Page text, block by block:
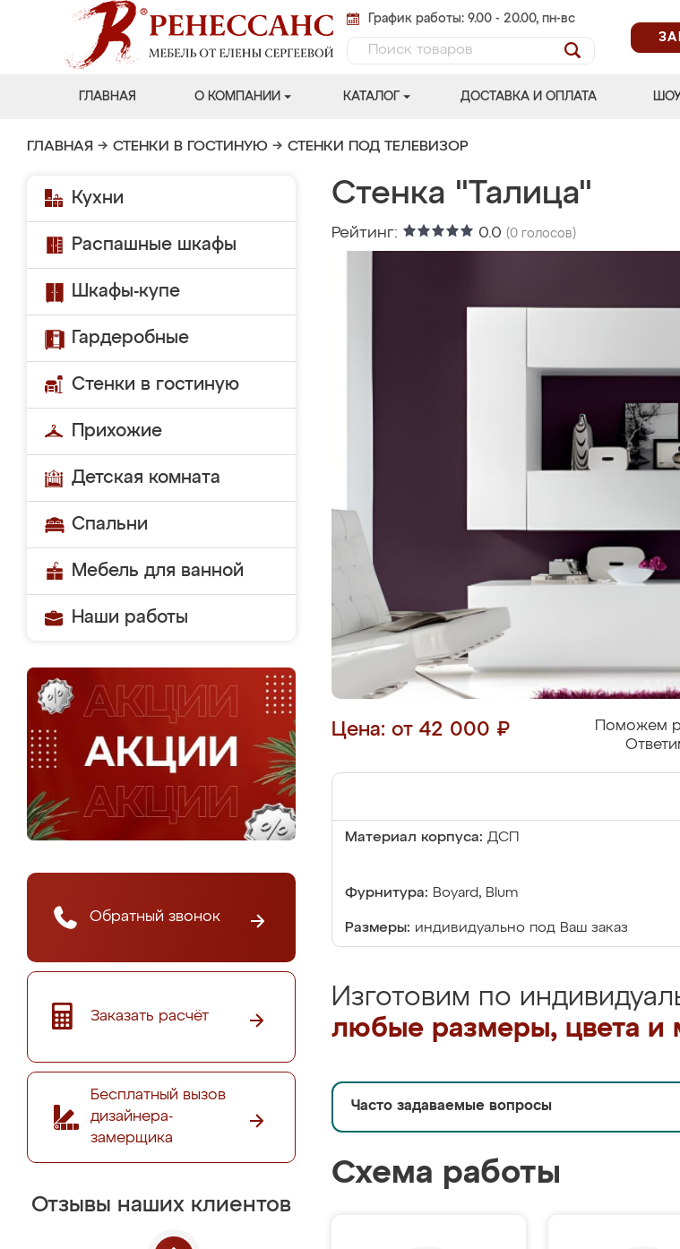
График работы: 9.00 - 20.00, пн-вс
ГЛАВНАЯ О КОМПАНИИ КАТАЛОГ ДОСТАВКА И ОПЛАТА
ГЛАВНАЯ → СТЕНКИ В ГОСТИНУЮ → СТЕНКИ ПОД ТЕЛЕВИЗОР
Кухни
Распашные шкафы
Шкафы-купе
Гардеробные
Стенки в гостиную
Прихожие
Детская комната
Спальни
Мебель для ванной
Наши работы
Обратный звонок
Заказать расчёт
Бесплатный вызов
дизайнера-
замерщика
Отзывы наших клиентов
Стенка "Талица"
Рейтинг: 0.0 (0 голосов)
Цена: от 42 000 ₽
Поможем
Материал корпуса: ДСП
Фурнитура: Boyard, Blum
Размеры: индивидуально под Ваш заказ
Изготовим по
любые размеры, цвета и
Часто задаваемые вопросы
Схема работы